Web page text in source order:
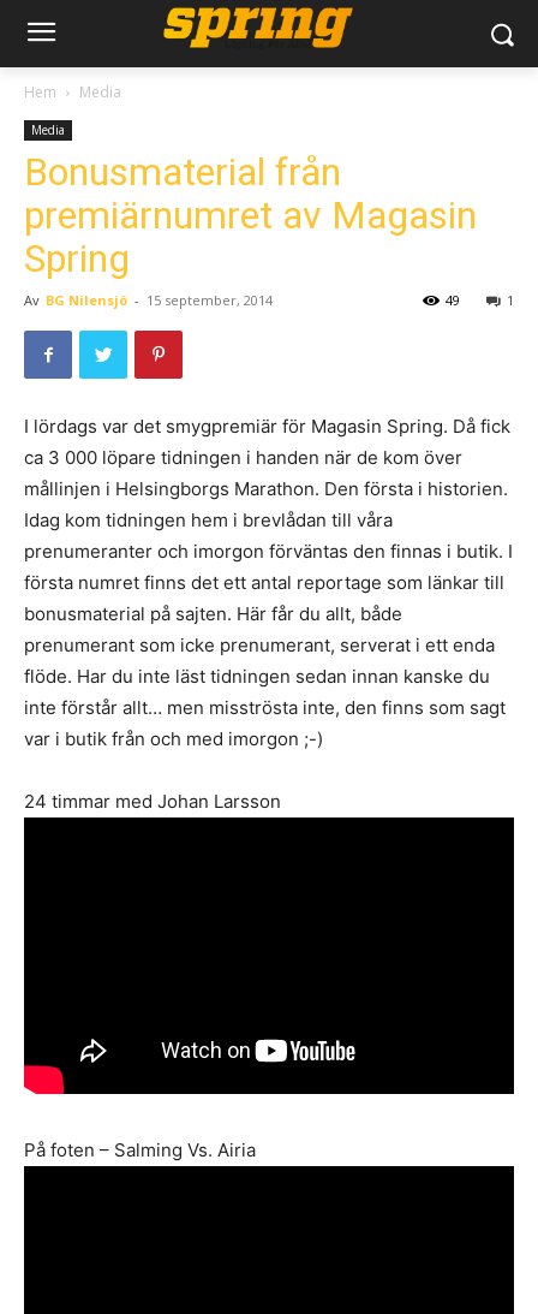
Hem Media
Media
Bonusmaterial från
premiärnumret av Magasin
Spring
Av BG Nilensjö - 15 september, 2014 1
49
I lördags var det smygpremiär för Magasin Spring. Då fick
ca 3 000 löpare tidningen i handen när de kom över
mållinjen i Helsingborgs Marathon. Den första i historien.
Idag kom tidningen hem i brevlådan till våra
prenumeranter och imorgon förväntas den finnas i butik. I
första numret finns det ett antal reportage som länkar till
bonusmaterial på sajten. Här får du allt, både
prenumerant som icke prenumerant, serverat i ett enda
flöde. Har du inte läst tidningen sedan innan kanske du
inte förstår allt… men misströsta inte, den finns som sagt
var i butik från och med imorgon ;-)
24 timmar med Johan Larsson
På foten – Salming Vs. Airia